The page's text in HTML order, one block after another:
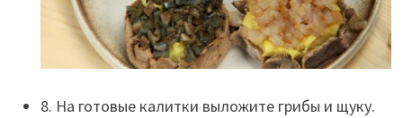
8. На готовые калитки выложите грибы и щуку.